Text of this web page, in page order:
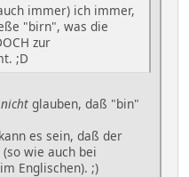
immer) ich immer,
"birn", was die
zur
;D
nicht glauben, daß "bin"
es sein, daß der
wie auch bei
Englischen). ;)